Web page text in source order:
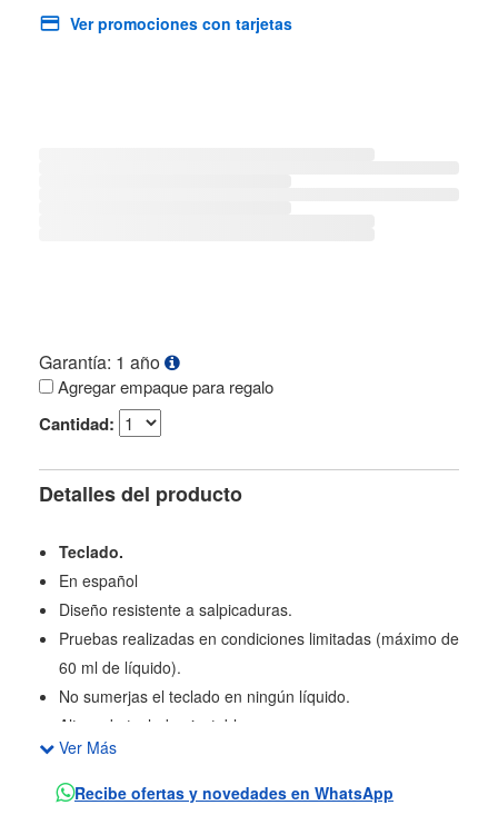
Ver promociones con tarjetas
Garantía: 1 año
Agregar empaque para regalo
Cantidad:
Detalles del producto
Teclado.
En español
Diseño resistente a salpicaduras.
Pruebas realizadas en condiciones limitadas (máximo de
60 ml de líquido).
No sumerjas el teclado en ningún líquido.
Altura de teclado ajustable.
Teclado numérico con 10 teclas.
Indicador luminoso de bloqueo de mayúsculas.
Ver Más
Recibe ofertas y novedades en WhatsApp